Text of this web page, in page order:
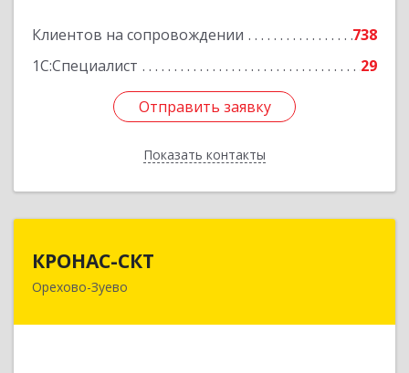
Клиентов на сопровождении
738
1С:Специалист
29
Отправить заявку
Показать контакты
Подробнее
Отправить заявку
Назад
КРОНАС-СКТ
Орехово-Зуево
142600, Московская обл, Орехово-Зуево г,